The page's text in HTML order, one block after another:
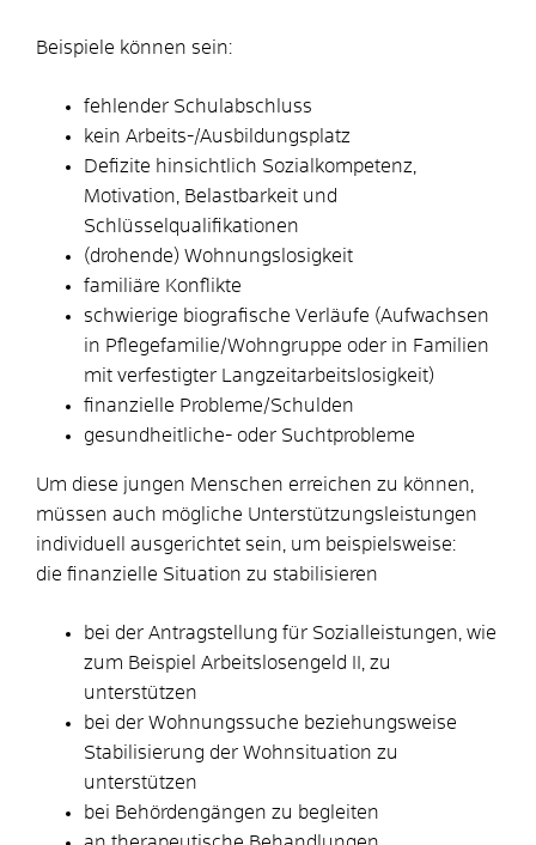
Beispiele können sein:
fehlender Schulabschluss
kein Arbeits-/Ausbildungsplatz
Defizite hinsichtlich Sozialkompetenz,
Motivation, Belastbarkeit und
Schlüsselqualifikationen
(drohende) Wohnungslosigkeit
familiäre Konflikte
schwierige biografische Verläufe (Aufwachsen
in Pflegefamilie/Wohngruppe oder in Familien
mit verfestigter Langzeitarbeitslosigkeit)
finanzielle Probleme/Schulden
gesundheitliche- oder Suchtprobleme
Um diese jungen Menschen erreichen zu können,
müssen auch mögliche Unterstützungsleistungen
individuell ausgerichtet sein, um beispielsweise:
die finanzielle Situation zu stabilisieren
bei der Antragstellung für Sozialleistungen, wie
zum Beispiel Arbeitslosengeld II, zu
unterstützen
bei der Wohnungssuche beziehungsweise
Stabilisierung der Wohnsituation zu
unterstützen
bei Behördengängen zu begleiten